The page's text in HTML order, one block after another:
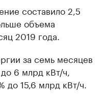
составило 2,5
объема
2019 года.
за семь месяцев
6 млрд кВт/ч,
до 15,6 млрд кВт/ч.